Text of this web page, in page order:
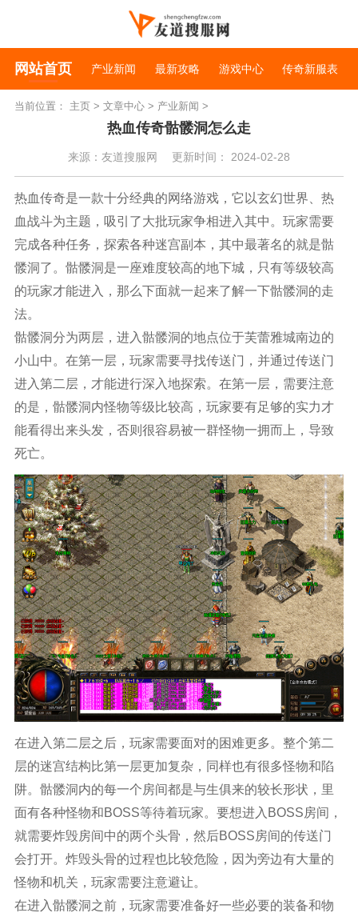
网站首页 产业新闻 最新攻略 游戏中心 传奇新服表
当前位置： 主页> 文章中心> 产业新闻 >
热血传奇骷髅洞怎么走
来源：友道搜服网 更新时间： 2024-02-28
热血传奇是一款十分经典的网络游戏，它以玄幻世界、热
血战斗为主题，吸引了大批玩家争相进入其中。玩家需要
完成各种任务，探索各种迷宫副本，其中最著名的就是骷
髅洞了。骷髅洞是一座难度较高的地下城，只有等级较高
的玩家才能进入，那么下面就一起来了解一下骷髅洞的走
法。
骷髅洞分为两层，进入骷髅洞的地点位于芙蕾雅城南边的
小山中。在第一层，玩家需要寻找传送门，并通过传送门
进入第二层，才能进行深入地探索。在第一层，需要注意
的是，骷髅洞内怪物等级比较高，玩家要有足够的实力才
能看得出来头发，否则很容易被一群怪物一拥而上，导致
死亡。
在进入第二层之后，玩家需要面对的困难更多。整个第二
层的迷宫结构比第一层更加复杂，同样也有很多怪物和陷
阱。骷髅洞内的每一个房间都是与生俱来的较长形状，里
面有各种怪物和BOSS等待着玩家。要想进入BOSS房间，
就需要炸毁房间中的两个头骨，然后BOSS房间的传送门
会打开。炸毁头骨的过程也比较危险，因为旁边有大量的
怪物和机关，玩家需要注意避让。
在进入骷髅洞之前，玩家需要准备好一些必要的装备和物